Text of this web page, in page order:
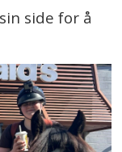
side for å